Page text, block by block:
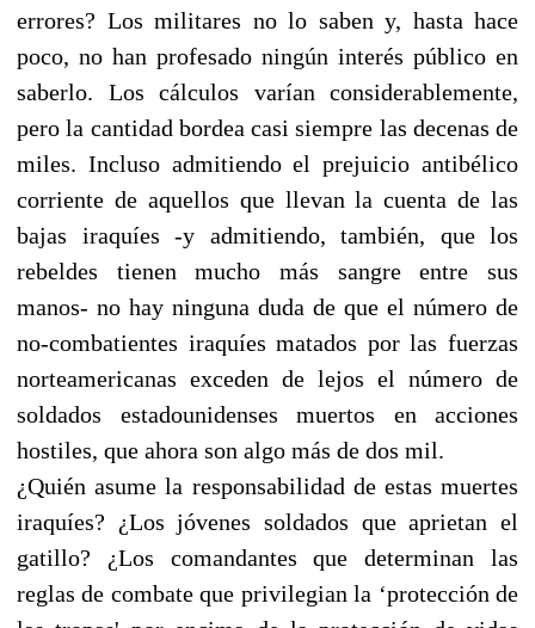
errores? Los militares no lo saben y, hasta hace
poco, no han profesado ningún interés público en
saberlo. Los cálculos varían considerablemente,
pero la cantidad bordea casi siempre las decenas de
miles. Incluso admitiendo el prejuicio antibélico
corriente de aquellos que llevan la cuenta de las
bajas iraquíes -y admitiendo, también, que los
rebeldes tienen mucho más sangre entre sus
manos- no hay ninguna duda de que el número de
no-combatientes iraquíes matados por las fuerzas
norteamericanas exceden de lejos el número de
soldados estadounidenses muertos en acciones
hostiles, que ahora son algo más de dos mil.
¿Quién asume la responsabilidad de estas muertes
iraquíes? ¿Los jóvenes soldados que aprietan el
gatillo? ¿Los comandantes que determinan las
reglas de combate que privilegian la ‘protección de